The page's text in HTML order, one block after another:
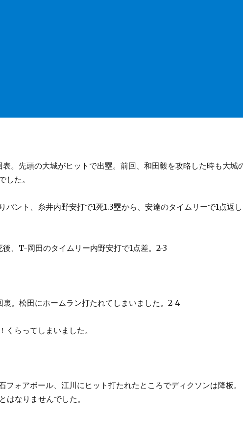
表。先頭の大城がヒットで出塁。前回、和田毅を攻略した時も大城
した。
バント、糸井内野安打で1死1.3塁から、安達のタイムリーで1点返し
後、T-岡田のタイムリー内野安打で1点差。2-3
裏。松田にホームラン打たれてしまいました。2-4
くらってしまいました。
フォアボール、江川にヒット打たれたところでディクソンは降板。
はなりませんでした。